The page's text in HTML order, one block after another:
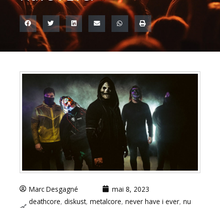
Marc Desgagné
mai 8, 2023
deathcore, diskust, metalcore, never have i ever, nu